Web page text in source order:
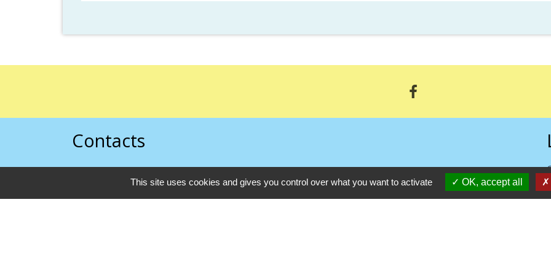
Contacts
Commune de Pezou
1 rue du Perche
41100 Pezou - FRANCE
This site uses cookies and gives you control over what you want to activate OK, accept all